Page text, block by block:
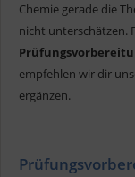
Chemie gerade die
nicht unterschätzen.
empfehlen wir dir
ergänzen.